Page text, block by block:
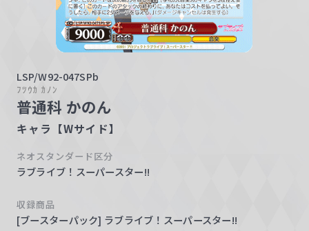
LSP/W92-047SPb
ﾌﾂｳｶ ｶﾉﾝ
普通科 かのん
キャラ【Wサイド】
ネオスタンダード区分
ラブライブ！スーパースター!!
収録商品
[ブースターパック] ラブライブ！スーパースター!!